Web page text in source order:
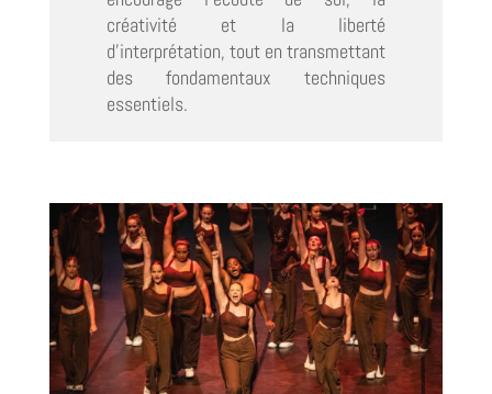
créativité et la liberté
d’interprétation, tout en transmettant
des fondamentaux techniques
essentiels.